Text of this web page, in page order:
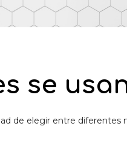
se
de elegir entre